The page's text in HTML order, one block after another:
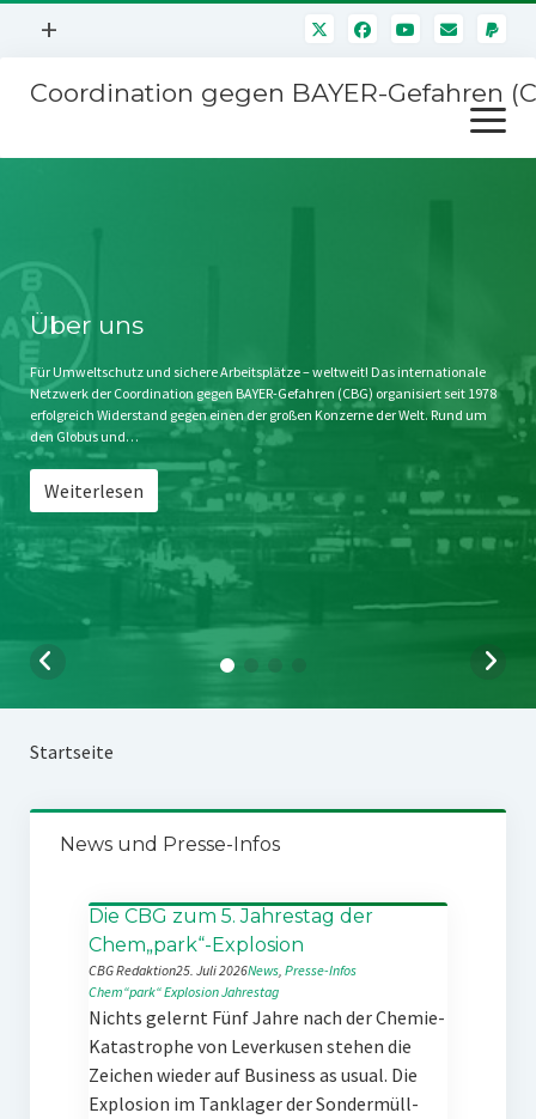
Menü
+
Mitmachen
Kontakt
Impressum
Störfälle
Coordination gegen BAYER-Gefahren
Menü
öffnen
Stichwort BAYER
Jahrestagung
SPENDEN
Über uns
Für Umweltschutz und sichere Arbeitsplätze – weltweit! Das internationale
Netzwerk der Coordination gegen BAYER-Gefahren (CBG) organisiert seit 1978
erfolgreich Widerstand gegen einen der großen Konzerne der Welt. Rund um
den Globus und…
Weiterlesen
Startseite
News und Presse-Infos
Die CBG zum 5. Jahrestag der
Chem„park“-Explosion
CBG Redaktion25. Juli 2026News, Presse-Infos
Chem“park“ExplosionJahrestag
Nichts gelernt Fünf Jahre nach der Chemie-
Katastrophe von Leverkusen stehen die
Zeichen wieder auf Business as usual. Die
Explosion im Tanklager der Sondermüll-